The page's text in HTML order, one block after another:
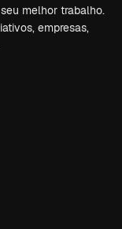
melhor trabalho.
empresas,